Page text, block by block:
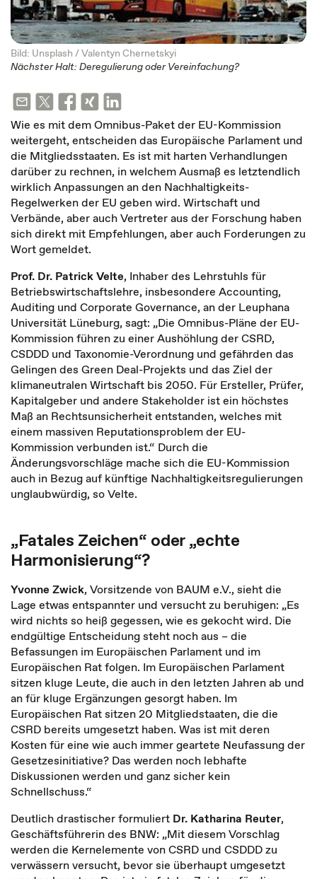
Bild: Unsplash / Valentyn Chernetskyi
Nächster Halt: Deregulierung oder Vereinfachung?
Wie es mit dem Omnibus-Paket der EU-Kommission
weitergeht, entscheiden das Europäische Parlament und
die Mitgliedsstaaten. Es ist mit harten Verhandlungen
darüber zu rechnen, in welchem Ausmaß es letztendlich
wirklich Anpassungen an den Nachhaltigkeits-
Regelwerken der EU geben wird. Wirtschaft und
Verbände, aber auch Vertreter aus der Forschung haben
sich direkt mit Empfehlungen, aber auch Forderungen zu
Wort gemeldet.
Prof. Dr. Patrick Velte, Inhaber des Lehrstuhls für
Betriebswirtschaftslehre, insbesondere Accounting,
Auditing und Corporate Governance, an der Leuphana
Universität Lüneburg, sagt: „Die Omnibus-Pläne der EU-
Kommission führen zu einer Aushöhlung der CSRD,
CSDDD und Taxonomie-Verordnung und gefährden das
Gelingen des Green Deal-Projekts und das Ziel der
klimaneutralen Wirtschaft bis 2050. Für Ersteller, Prüfer,
Kapitalgeber und andere Stakeholder ist ein höchstes
Maß an Rechtsunsicherheit entstanden, welches mit
einem massiven Reputationsproblem der EU-
Kommission verbunden ist.“ Durch die
Änderungsvorschläge mache sich die EU-Kommission
auch in Bezug auf künftige Nachhaltigkeitsregulierungen
unglaubwürdig, so Velte.
„Fatales Zeichen“ oder „echte
Harmonisierung“?
Yvonne Zwick, Vorsitzende von BAUM e.V., sieht die
Lage etwas entspannter und versucht zu beruhigen: „Es
wird nichts so heiß gegessen, wie es gekocht wird. Die
endgültige Entscheidung steht noch aus – die
Befassungen im Europäischen Parlament und im
Europäischen Rat folgen. Im Europäischen Parlament
sitzen kluge Leute, die auch in den letzten Jahren ab und
an für kluge Ergänzungen gesorgt haben. Im
Europäischen Rat sitzen 20 Mitgliedstaaten, die die
CSRD bereits umgesetzt haben. Was ist mit deren
Kosten für eine wie auch immer geartete Neufassung der
Gesetzesinitiative? Das werden noch lebhafte
Diskussionen werden und ganz sicher kein
Schnellschuss.“
Deutlich drastischer formuliert Dr. Katharina Reuter,
Geschäftsführerin des BNW: „Mit diesem Vorschlag
werden die Kernelemente von CSRD und CSDDD zu
verwässern versucht, bevor sie überhaupt umgesetzt